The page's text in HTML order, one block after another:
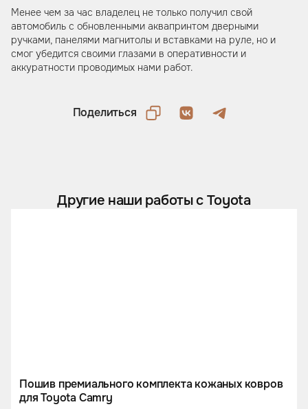
Менее чем за час владелец не только получил свой
автомобиль с обновленными аквапринтом дверными
ручками, панелями магнитолы и вставками на руле, но и
смог убедится своими глазами в оперативности и
аккуратности проводимых нами работ.
Поделиться
Другие наши работы с Toyota
Пошив премиального комплекта кожаных ковров
для Toyota Camry